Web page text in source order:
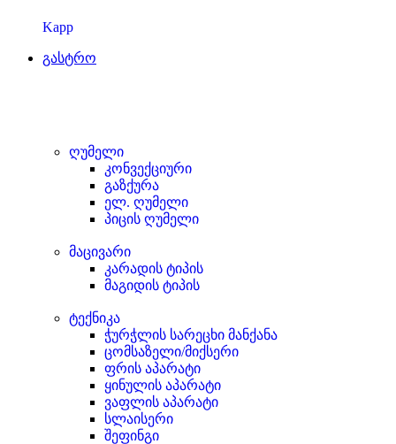
Kapp
გასტრო
ღუმელი
კონვექციური
გაზქურა
ელ. ღუმელი
პიცის ღუმელი
მაცივარი
კარადის ტიპის
მაგიდის ტიპის
ტექნიკა
ჭურჭლის სარეცხი მანქანა
ცომსაზელი/მიქსერი
ფრის აპარატი
ყინულის აპარატი
ვაფლის აპარატი
სლაისერი
შეფინგი